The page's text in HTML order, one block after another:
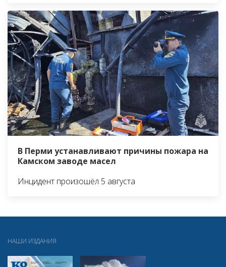
В Перми устанавливают причины пожара на
Камском заводе масел
Инцидент произошёл 5 августа
НАШИ ИЗДАНИЯ